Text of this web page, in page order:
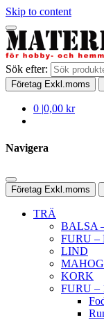
Skip to content
Sök efter:
Företag Exkl.moms
0 |0,00 kr
Navigera
Företag Exkl.moms
TRÄ
BALSA
FURU –
LIND
KORK
FURU –